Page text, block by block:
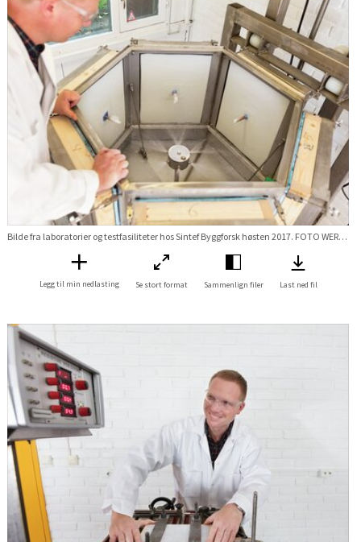
Bilde fra laboratorier og testfasiliteter hos Sintef Byggforsk høsten 2017. FOTO WERNER JUVIK Stikkord Lab labratorie Våtrom Membran gulv vegg badrom bad rørgjennomføring rør hull rør-i-rør vvs test prøving Forskningsveien 3B
Legg til min nedlasting Se stort format Sammenlign filer Last ned fil